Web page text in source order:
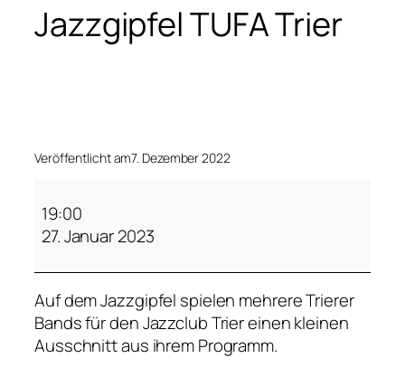
Jazzgipfel TUFA Trier
Veröffentlicht am7. Dezember 2022
g
i
p
f
19:00
27. Januar 2023
Auf dem Jazzgipfel spielen mehrere Trierer
Bands für den Jazzclub Trier einen kleinen
Ausschnitt aus ihrem Programm.